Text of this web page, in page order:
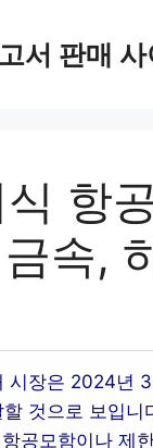
서 판매
항
속,
시장은 2024년
것으로 보입니
공모함이나 제